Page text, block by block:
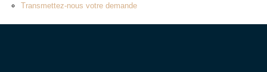
EN
Transmettez-nous votre demande